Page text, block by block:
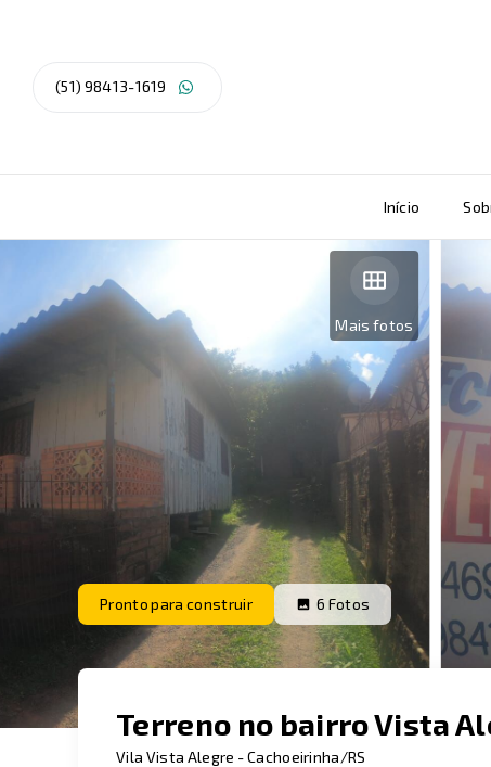
(51) 98413-1619
Início
Mais fotos
Pronto para construir 6 Fotos
Terreno no bairro Vista
Vila Vista Alegre - Cachoeirinha/RS